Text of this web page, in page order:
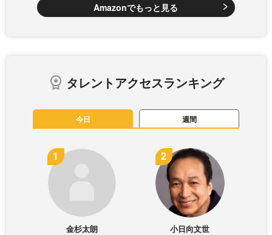
Amazonでもっと見る
タレントアクセスランキング
今日 週間
金杉太朗 小日向文世